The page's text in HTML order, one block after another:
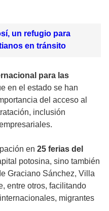
un refugio para
en tránsito
para las
en el estado se han
del acceso al
inclusión
en 25 ferias del
potosina, sino también
Graciano Sánchez, Villa
entre otros, facilitando
migrantes